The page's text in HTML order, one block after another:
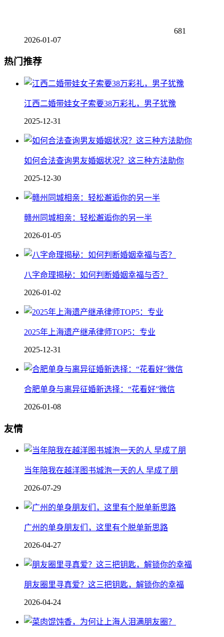
681
2026-01-07
热门推荐
江西二婚带娃女子索要38万彩礼，男子犹豫
2025-12-31
如何合法查询男友婚姻状况？这三种方法助你
2025-12-30
赣州同城相亲：轻松邂逅你的另一半
2026-01-05
八字命理揭秘：如何判断婚姻幸福与否？
2026-01-02
2025年上海遗产继承律师TOP5：专业
2025-12-31
合肥单身与离异征婚新选择：“花看好”微信
2026-01-08
友情
当年陪我在越洋图书城泡一天的人 早成了朋
2026-07-29
广州的单身朋友们，这里有个脱单新思路
2026-04-27
朋友圈里寻真爱？这三把钥匙，解锁你的幸福
2026-04-24